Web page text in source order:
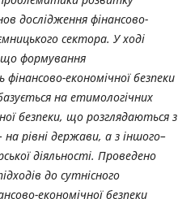
дослідження фінансово-
сектора. У ході
що формування
економічної безпеки
на етимологічних
безпеки, що розглядаються з
на рівні держави, а з іншого–
діяльності. Проведено
до сутнісного
економічної безпеки